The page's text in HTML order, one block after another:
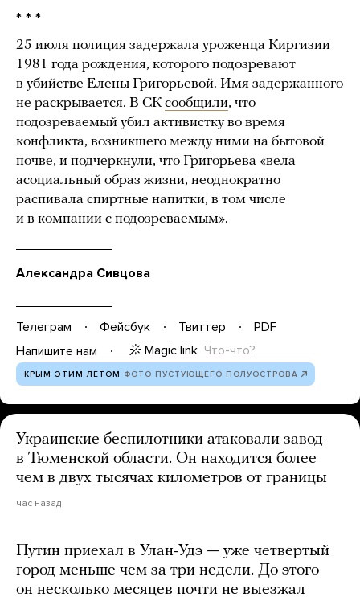
* * *
25 июля полиция задержала уроженца Киргизии
1981 года рождения, которого подозревают
в убийстве Елены Григорьевой. Имя задержанного
не раскрывается. В СК сообщили, что
подозреваемый убил активистку во время
конфликта, возникшего между ними на бытовой
почве, и подчеркнули, что Григорьева «вела
асоциальный образ жизни, неоднократно
распивала спиртные напитки, в том числе
и в компании с подозреваемым».
Александра Сивцова
Телеграм Фейсбук Твиттер
PDF
Напишите нам
Magic link Что-что?
КРЫМ ЭТИМ ЛЕТОМ ФОТО ПУСТУЮЩЕГО ПОЛУОСТРОВА
Украинские беспилотники атаковали завод
в Тюменской области. Он находится более
чем в двух тысячах километров от границы
час назад
Путин приехал в Улан-Удэ — уже четвертый
город меньше чем за три недели. До этого
он несколько месяцев почти не выезжал